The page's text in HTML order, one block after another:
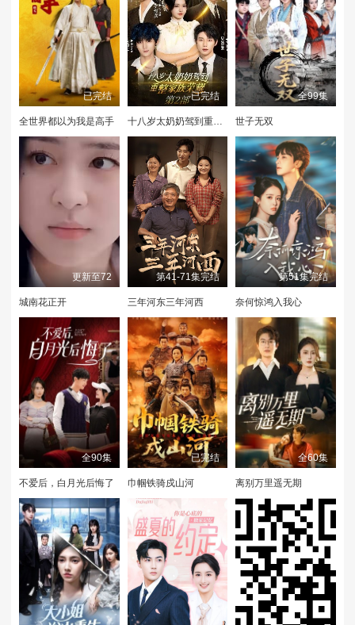
已完结
全世界都以为我是高手
已完结
十八岁太奶奶驾到重整家族荣耀2
全99集
世子无双
更新至72
城南花正开
第41-71集完结
三年河东三年河西
第51集完结
奈何惊鸿入我心
全90集
不爱后，白月光后悔了
已完结
巾帼铁骑戍山河
全60集
离别万里遥无期